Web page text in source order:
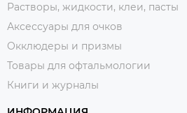
Растворы, жидкости, клеи, пасты
Аксессуары для очков
Окклюдеры и призмы
Товары для офтальмологии
Книги и журналы